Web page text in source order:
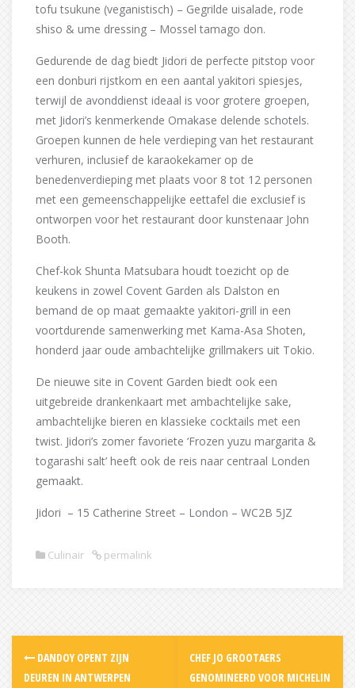
tofu tsukune (veganistisch) – Gegrilde uisalade, rode
shiso & ume dressing – Mossel tamago don.
Gedurende de dag biedt Jidori de perfecte pitstop voor
een donburi rijstkom en een aantal yakitori spiesjes,
terwijl de avonddienst ideaal is voor grotere groepen,
met Jidori’s kenmerkende Omakase delende schotels.
Groepen kunnen de hele verdieping van het restaurant
verhuren, inclusief de karaokekamer op de
benedenverdieping met plaats voor 8 tot 12 personen
met een gemeenschappelijke eettafel die exclusief is
ontworpen voor het restaurant door kunstenaar John
Booth.
Chef-kok Shunta Matsubara houdt toezicht op de
keukens in zowel Covent Garden als Dalston en
bemand de op maat gemaakte yakitori-grill in een
voortdurende samenwerking met Kama-Asa Shoten,
honderd jaar oude ambachtelijke grillmakers uit Tokio.
De nieuwe site in Covent Garden biedt ook een
uitgebreide drankenkaart met ambachtelijke sake,
ambachtelijke bieren en klassieke cocktails met een
twist. Jidori’s zomer favoriete ‘Frozen yuzu margarita &
togarashi salt’ heeft ook de reis naar centraal Londen
gemaakt.
Jidori – 15 Catherine Street – London – WC2B 5JZ
Culinair permalink
Post
DANDOY OPENT ZIJN
DEUREN IN ANTWERPEN
CHEF JO GROOTAERS
GENOMINEERD VOOR MICHELIN